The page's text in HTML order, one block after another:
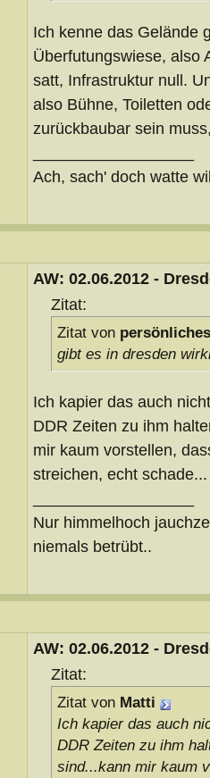
Ich kenne das Gelände
Überfutungswiese, also
satt, Infrastruktur null.
also Bühne, Toiletten
zurückbaubar sein
Ach, sach' doch watte
AW: 02.06.2012 -
Zitat:
Zitat von
gibt es in dresden
Ich kapier das auch
DDR Zeiten zu ihm
mir kaum vorstellen,
streichen, echt schade...
Nur himmelhoch
niemals betrübt..
AW: 02.06.2012 -
Zitat:
Zitat von Matti
Ich kapier das auch
DDR Zeiten zu ihm
sind...kann mir kaum